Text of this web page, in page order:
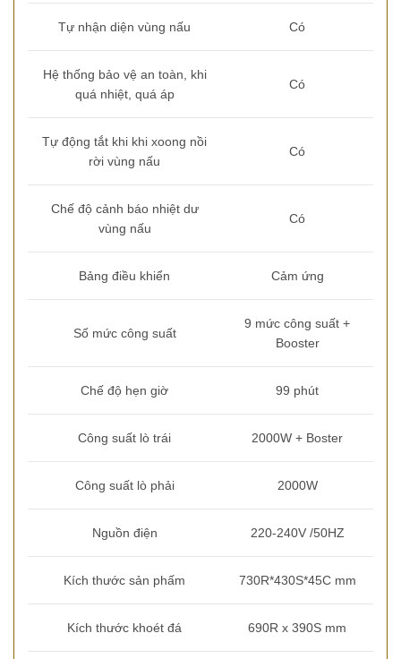
Tự nhận diện vùng nấu Có
Hệ thống bảo vệ an toàn, khi
quá nhiệt, quá áp
Có
Tự động tắt khi khi xoong nồi
rời vùng nấu
Có
Chế độ cảnh báo nhiệt dư
vùng nấu
Có
Bảng điều khiển Cảm ứng
Số mức công suất
9 mức công suất +
Booster
Chế độ hẹn giờ 99 phút
Công suất lò trái 2000W + Boster
Công suất lò phải 2000W
Nguồn điện 220-240V /50HZ
Kích thước sản phấm 730R*430S*45C mm
Kích thước khoét đá 690R x 390S mm